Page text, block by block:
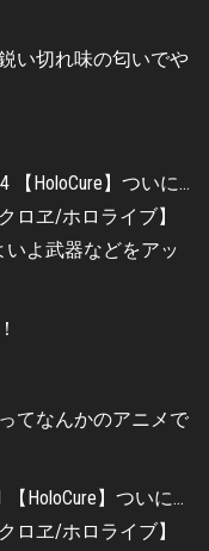
い切れ味の匂いでや
よ武器などをアッ
てなんかのアニメで